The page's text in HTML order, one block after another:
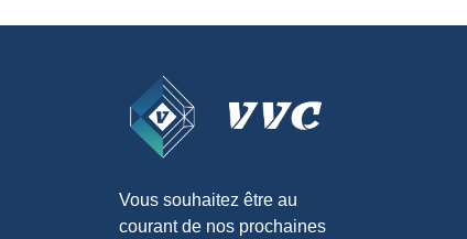
Vous souhaitez être au
courant de nos prochaines